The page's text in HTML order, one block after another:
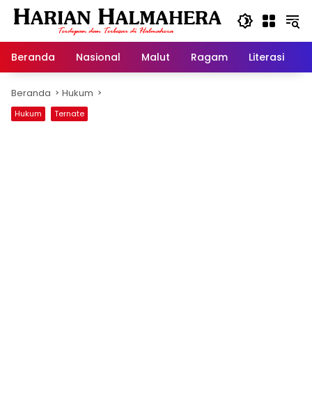
Langsung
Beranda
Nasional Malut Ragam Literasi
Beranda Hukum
Hukum Ternate